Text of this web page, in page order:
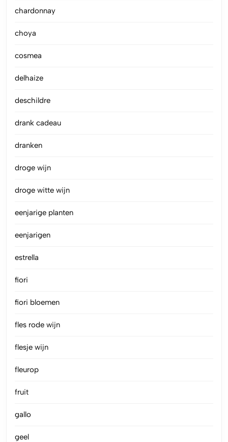
chardonnay
choya
cosmea
delhaize
deschildre
drank cadeau
dranken
droge wijn
droge witte wijn
eenjarige planten
eenjarigen
estrella
fiori
fiori bloemen
fles rode wijn
flesje wijn
fleurop
fruit
gallo
geel